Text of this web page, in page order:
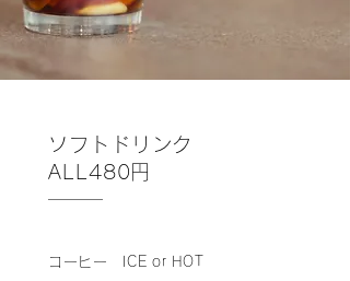
ソフトドリンク
ALL480円
コーヒー ICE or HOT